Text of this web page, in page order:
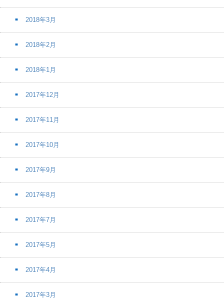
2018年3月
2018年2月
2018年1月
2017年12月
2017年11月
2017年10月
2017年9月
2017年8月
2017年7月
2017年5月
2017年4月
2017年3月